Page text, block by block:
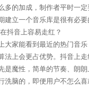
多的加成，制作者平时一
建立一个音乐库是很有必要
抖音上容易走红？
大家能看到最近的热门音
法上会更占优势。抖音上
是魔性，简单的节奏、朗
洗脑的，即便用户不怎么